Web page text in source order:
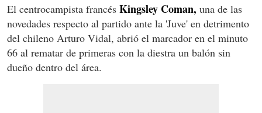
El centrocampista francés Kingsley Coman, una de las
novedades respecto al partido ante la 'Juve' en detrimento
del chileno Arturo Vidal, abrió el marcador en el minuto
66 al rematar de primeras con la diestra un balón sin
dueño dentro del área.